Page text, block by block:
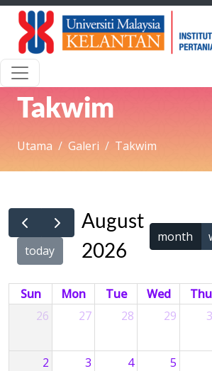
Takwim
Utama Galeri Takwim
today
August
2026
month
Sun Mon Tue Wed Thu
26
27 28 29
2 3 4 5